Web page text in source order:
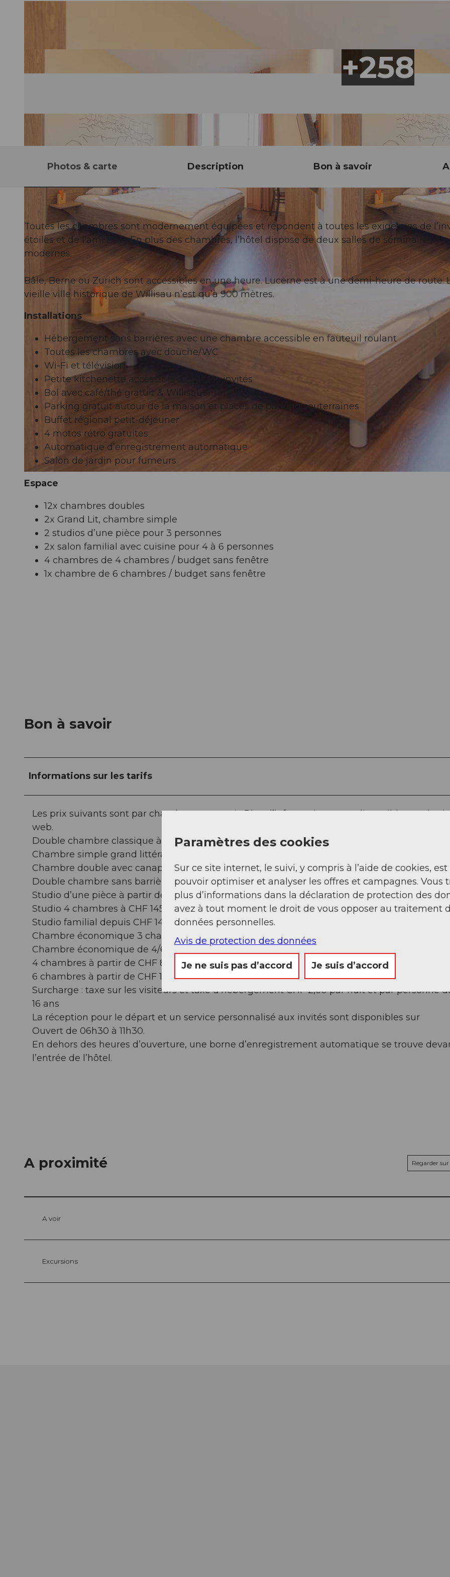
© swisshotel
Photos & carte Description Bon à savoir
Toutes les chambres sont modernement équipées et répondent à toutes les exigences de
étoiles et de l’ami B&B. En plus des chambres, l’hôtel dispose de deux salles de séminaire
modernes.
Bâle, Berne ou Zurich sont accessibles en une heure. Lucerne est à une demi-heure de route.
vieille ville historique de Willisau n’est qu’à 900 mètres.
Installations
Hébergement sans barrières avec une chambre accessible en fauteuil roulant
Toutes les chambres avec douche/WC
Wi-Fi et télévision
Petite kitchenette accessible à tous les invités
Bol avec café/thé gratuit & Willisauer Ringli
Parking gratuit autour de la maison et places de parking souterraines
Buffet régional petit-déjeuner
4 motos rétro gratuites
Automatique d’enregistrement automatique
Salon de jardin pour fumeurs
Espace
12x chambres doubles
2x Grand Lit, chambre simple
2 studios d’une pièce pour 3 personnes
2x salon familial avec cuisine pour 4 à 6 personnes
4 chambres de 4 chambres / budget sans fenêtre
1x chambre de 6 chambres / budget sans fenêtre
Bon à savoir
Informations sur les tarifs
Les prix suivants sont par chambre et par nuit. Plus d’informations sont disponibles sur le
web.
Double chambre classique à partir de CHF 119.-
Chambre simple grand littérat à partir de CHF 109.-
Chambre double avec canapé-lit à partir de CHF 129.
Double chambre sans barrière à partir de CHF 119.
Studio d’une pièce à partir de CHF 145.-
Studio 4 chambres à CHF 145.-
Studio familial depuis CHF 145.-
Chambre économique 3 chambres à partir de 79 CHF.-
Chambre économique de 4/6 chambres
4 chambres à partir de CHF 89.-
6 chambres à partir de CHF 109.-
Surcharge : taxe sur les visiteurs et taxe d’hébergement CHF 2,60 par nuit et par personne
16 ans
La réception pour le départ et un service personnalisé aux invités sont disponibles sur
Ouvert de 06h30 à 11h30.
En dehors des heures d’ouverture, une borne d’enregistrement automatique se trouve
l’entrée de l’hôtel.
A proximité Regarder
A voir
Excursions
Paramètres des cookies
Sur ce site internet, le suivi, y compris à l’aide de cookies,
pouvoir optimiser et analyser les offres et campagnes. Vous
plus d’informations dans la déclaration de protection des
avez à tout moment le droit de vous opposer au traitement
données personnelles.
Avis de protection des données
Je ne suis pas d’accord Je suis d’accord